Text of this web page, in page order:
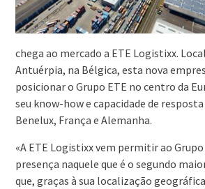
chega ao mercado a ETE Logistixx.
Antuérpia, na Bélgica, esta nova
posicionar o Grupo ETE no centro da
seu know-how e capacidade de
Benelux, França e Alemanha.
«A ETE Logistixx vem permitir ao
presença naquele que é o segundo
que, graças à sua localização